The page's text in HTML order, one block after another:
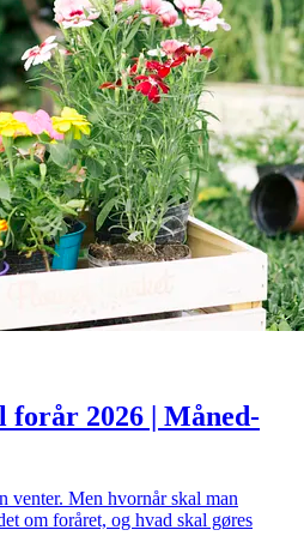
forår 2026 | Måned-
venter. Men hvornår skal man
om foråret, og hvad skal gøres